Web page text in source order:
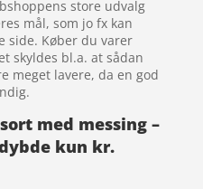
store udvalg
mål, som jo fx kan
side. Køber du varer
skyldes bl.a. at sådan
meget lavere, da en god
med messing –
kun kr.